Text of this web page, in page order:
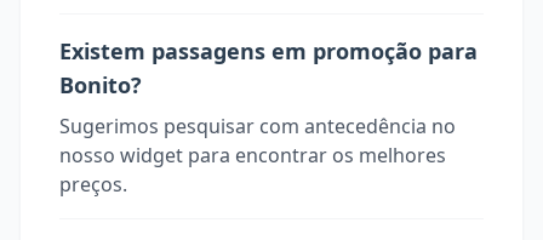
Existem passagens em promoção para
Bonito?
Sugerimos pesquisar com antecedência no
nosso widget para encontrar os melhores
preços.